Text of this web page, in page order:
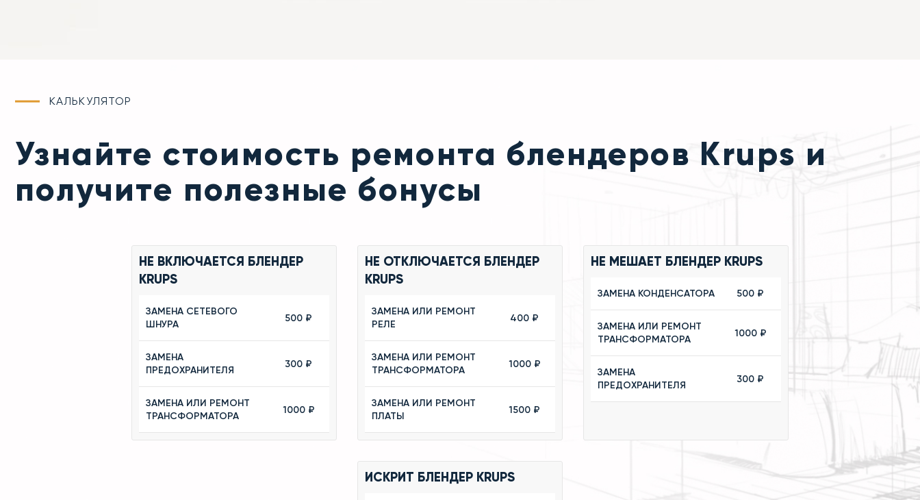
КАЛЬКУЛЯТОР
Узнайте стоимость ремонта блендеров Krups и
получите полезные бонусы
НЕ ВКЛЮЧАЕТСЯ БЛЕНДЕР
KRUPS
ЗАМЕНА СЕТЕВОГО
ШНУРА
500 ₽
ЗАМЕНА
ПРЕДОХРАНИТЕЛЯ
300 ₽
ЗАМЕНА ИЛИ РЕМОНТ
ТРАНСФОРМАТОРА
1000 ₽
НЕ ОТКЛЮЧАЕТСЯ БЛЕНДЕР
KRUPS
ЗАМЕНА ИЛИ РЕМОНТ
РЕЛЕ
400 ₽
ЗАМЕНА ИЛИ РЕМОНТ
ТРАНСФОРМАТОРА
1000 ₽
ЗАМЕНА ИЛИ РЕМОНТ
ПЛАТЫ
1500 ₽
НЕ МЕШАЕТ БЛЕНДЕР KRUPS
ЗАМЕНА КОНДЕНСАТОРА 500 ₽
ЗАМЕНА ИЛИ РЕМОНТ
ТРАНСФОРМАТОРА
1000 ₽
ЗАМЕНА
ПРЕДОХРАНИТЕЛЯ
300 ₽
ИСКРИТ БЛЕНДЕР KRUPS